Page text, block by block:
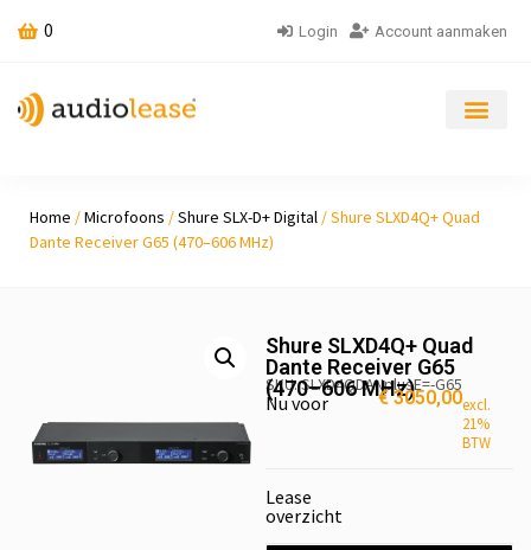
0 Login Account aanmaken
Home /Microfoons /Shure SLX-D+ Digital / Shure SLXD4Q+ Quad
Dante Receiver G65 (470–606 MHz)
Shure SLXD4Q+ Quad
Dante Receiver G65
(470–606 MHz)
SKU: SLXD4QDANplusE=-G65
Nu voor €3050,00excl.
21%
BTW
Lease
overzicht